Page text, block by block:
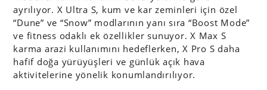
ayrılıyor. X Ultra S, kum ve kar zeminleri için özel
“Dune” ve “Snow” modlarının yanı sıra “Boost Mode”
ve fitness odaklı ek özellikler sunuyor. X Max S
karma arazi kullanımını hedeflerken, X Pro S daha
hafif doğa yürüyüşleri ve günlük açık hava
aktivitelerine yönelik konumlandırılıyor.